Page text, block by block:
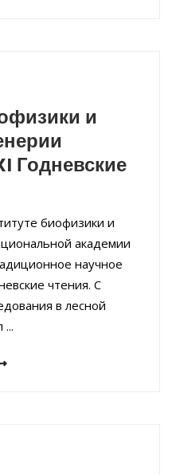
и
Годневские
биофизики и
академии
научное
чтения. С
в лесной
...